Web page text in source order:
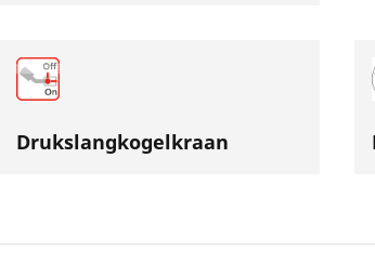
Drukslangkogelkraan